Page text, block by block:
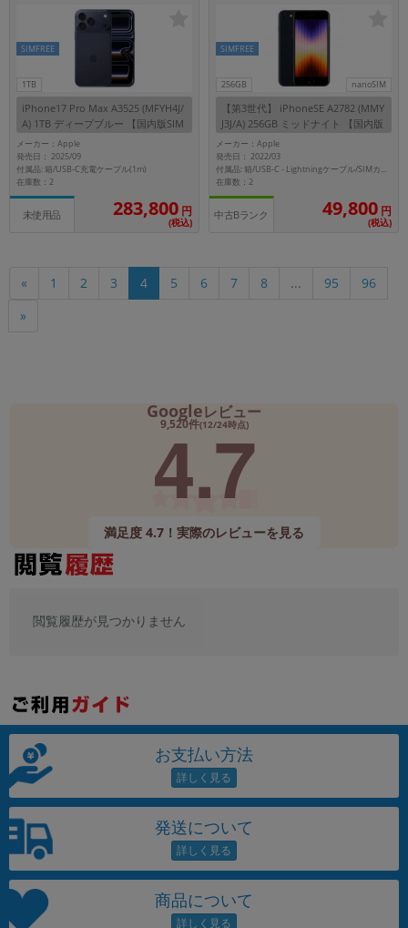
1TB
SIMFREE
iPhone17 Pro Max A3525 (MFYH4J/
A) 1TB ディープブルー 【国内版SIM
フリー】
メーカー：Apple
発売日： 2025/09
付属品: 箱/USB-C充電ケーブル(1m)
在庫数：2
未使用品 283,800 円
(税込)
256GB nanoSIM
SIMFREE
【第3世代】 iPhoneSE A2782 (MMY
J3J/A) 256GB ミッドナイト 【国内版
SIMフリー】
メーカー：Apple
発売日： 2022/03
付属品: 箱/USB-C - Lightningケーブル/SIMカードツール/マニュアル
在庫数：2
中古Bランク 49,800 円
(税込)
« 1 2 3 4 5 6 7 8 ... 95
96
»
Googleレビュー
9,520件(12/24時点)
4.7
満足度 4.7！実際のレビューを見る
閲覧履歴が見つかりません
お支払い方法
発送について
商品について